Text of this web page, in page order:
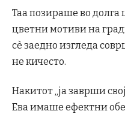
Таа позираше во долга
цветни мотиви на
сè заедно изгледа
не кичесто.
Накитот „ја заврши
Ева имаше ефектни